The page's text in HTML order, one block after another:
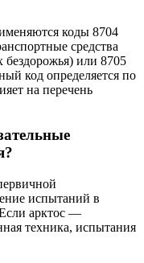
коды 8704
средства
бездорожья) или 8705
код определяется по
на перечень
испытаний в
арктос —
техника, испытания